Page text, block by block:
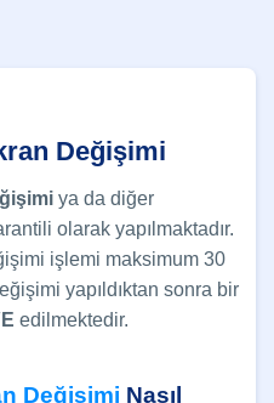
Değişimi
ya da diğer
olarak yapılmaktadır.
işlemi maksimum 30
yapıldıktan sonra bir
edilmektedir.
Değişimi Nasıl